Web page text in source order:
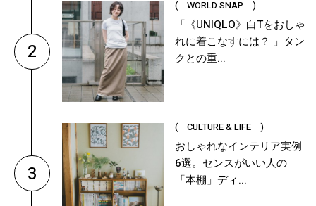
2
( WORLD SNAP )
「《UNIQLO》白Tをおしゃ
れに着こなすには？ 」タン
クとの重...
3
( CULTURE & LIFE )
おしゃれなインテリア実例
6選。センスがいい人の
「本棚」ディ...